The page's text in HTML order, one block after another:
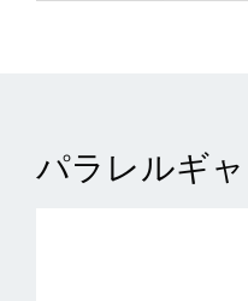
パラレルギ